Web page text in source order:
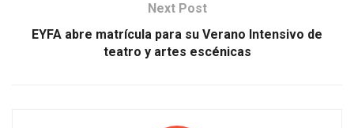
Next Post
EYFA abre matrícula para su Verano Intensivo de
teatro y artes escénicas